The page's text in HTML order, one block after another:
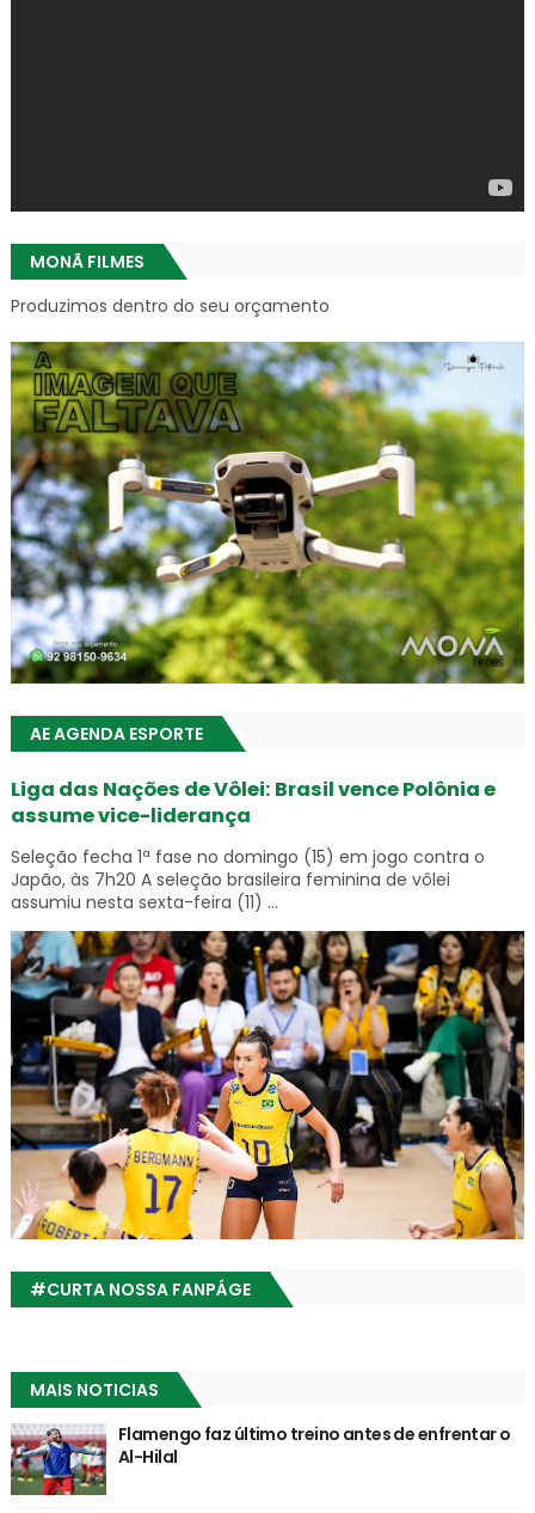
MONÃ FILMES
Produzimos dentro do seu orçamento
AE AGENDA ESPORTE
Liga das Nações de Vôlei: Brasil vence Polônia e
assume vice-liderança
Seleção fecha 1ª fase no domingo (15) em jogo contra o
Japão, às 7h20 A seleção brasileira feminina de vôlei
assumiu nesta sexta-feira (11) ...
#CURTA NOSSA FANPÁGE
MAIS NOTICIAS
Flamengo faz último treino antes de enfrentar o
Al-Hilal